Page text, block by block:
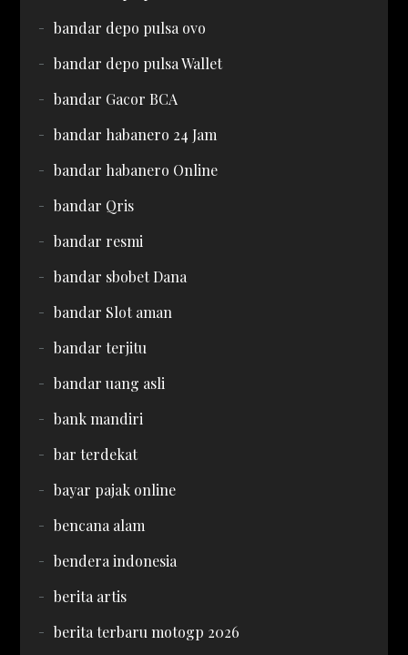
bandar depo pulsa ovo
bandar depo pulsa Wallet
bandar Gacor BCA
bandar habanero 24 Jam
bandar habanero Online
bandar Qris
bandar resmi
bandar sbobet Dana
bandar Slot aman
bandar terjitu
bandar uang asli
bank mandiri
bar terdekat
bayar pajak online
bencana alam
bendera indonesia
berita artis
berita terbaru motogp 2026